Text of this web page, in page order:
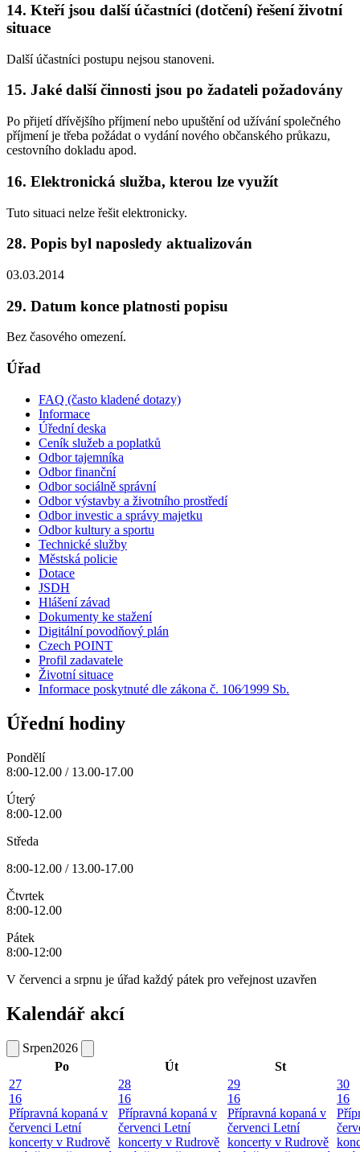
14. Kteří jsou další účastníci (dotčení) řešení životní
situace
Další účastníci postupu nejsou stanoveni.
15. Jaké další činnosti jsou po žadateli požadovány
Po přijetí dřívějšího příjmení nebo upuštění od užívání společného
příjmení je třeba požádat o vydání nového občanského průkazu,
cestovního dokladu apod.
16. Elektronická služba, kterou lze využít
Tuto situaci nelze řešit elektronicky.
28. Popis byl naposledy aktualizován
03.03.2014
29. Datum konce platnosti popisu
Bez časového omezení.
Úřad
FAQ (často kladené dotazy)
Informace
Úřední deska
Ceník služeb a poplatků
Odbor tajemníka
Odbor finanční
Odbor sociálně správní
Odbor výstavby a životního prostředí
Odbor investic a správy majetku
Odbor kultury a sportu
Technické služby
Městská policie
Dotace
JSDH
Hlášení závad
Dokumenty ke stažení
Digitální povodňový plán
Czech POINT
Profil zadavatele
Životní situace
Informace poskytnuté dle zákona č. 106⁄1999 Sb.
Úřední hodiny
Pondělí
8:00-12.00 / 13.00-17.00
Úterý
8:00-12.00
Středa
8:00-12.00 / 13.00-17.00
Čtvrtek
8:00-12.00
Pátek
8:00-12:00
V červenci a srpnu je úřad každý pátek pro veřejnost uzavřen
Kalendář akcí
Srpen2026
Po
Út
St
27
16
Přípravná kopaná v
červenci Letní
koncerty v Rudrově
28
16
Přípravná kopaná v
červenci Letní
koncerty v Rudrově
29
16
Přípravná kopaná v
červenci Letní
koncerty v Rudrově
30
16